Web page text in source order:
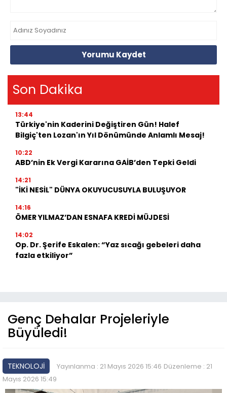
Yorumu Kaydet
Son Dakika
13:44
Türkiye'nin Kaderini Değiştiren Gün! Halef
Bilgiç'ten Lozan'ın Yıl Dönümünde Anlamlı Mesaj!
10:22
ABD’nin Ek Vergi Kararına GAİB’den Tepki Geldi
14:21
"İKİ NESİL" DÜNYA OKUYUCUSUYLA BULUŞUYOR
14:16
ÖMER YILMAZ’DAN ESNAFA KREDİ MÜJDESİ
14:02
Op. Dr. Şerife Eskalen: “Yaz sıcağı gebeleri daha
fazla etkiliyor”
Genç Dehalar Projeleriyle
Büyüledi!
TEKNOLOJİ Yayınlanma : 21 Mayıs 2026 15:46 Düzenleme : 21
Mayıs 2026 15:49